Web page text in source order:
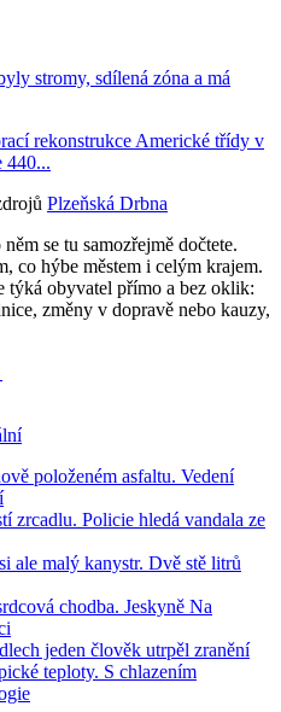
stromy, sdílená zóna a má
rekonstrukce Americké třídy v
440...
Plzeňská Drbna
se tu samozřejmě dočtete.
co hýbe městem i celým krajem.
týká obyvatel přímo a bez oklik:
změny v dopravě nebo kauzy,
položeném asfaltu. Vedení
zrcadlu. Policie hledá vandala ze
ale malý kanystr. Dvě stě litrů
chodba. Jeskyně Na
jeden člověk utrpěl zranění
teploty. S chlazením